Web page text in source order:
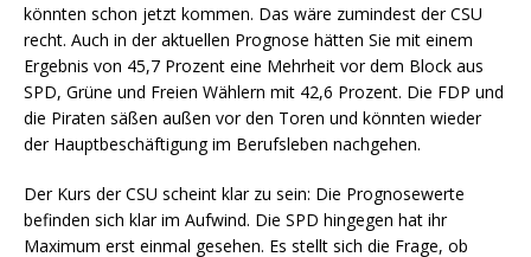
könnten schon jetzt kommen. Das wäre zumindest der CSU
recht. Auch in der aktuellen Prognose hätten Sie mit einem
Ergebnis von 45,7 Prozent eine Mehrheit vor dem Block aus
SPD, Grüne und Freien Wählern mit 42,6 Prozent. Die FDP und
die Piraten säßen außen vor den Toren und könnten wieder
der Hauptbeschäftigung im Berufsleben nachgehen.
Der Kurs der CSU scheint klar zu sein: Die Prognosewerte
befinden sich klar im Aufwind. Die SPD hingegen hat ihr
Maximum erst einmal gesehen. Es stellt sich die Frage, ob